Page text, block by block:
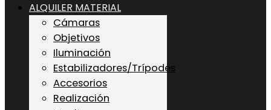
ALQUILER MATERIAL
Cámaras
Objetivos
Iluminación
Estabilizadores/Trípodes
Accesorios
Realización